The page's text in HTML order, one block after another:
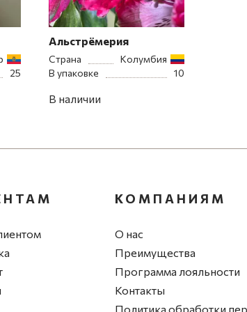
25
Альстрёмерия
Страна
Колумбия
В упаковке
10
В наличии
КОМПАНИЯМ
О нас
Преимущества
Программа лояльности
Контакты
Политика обработки